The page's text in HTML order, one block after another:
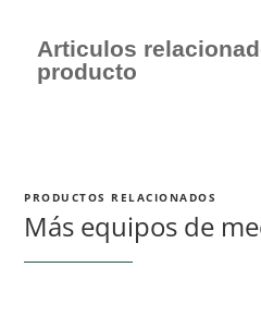
Articulos
producto
PRODUCTOS RELACIONADOS
Más equipos de